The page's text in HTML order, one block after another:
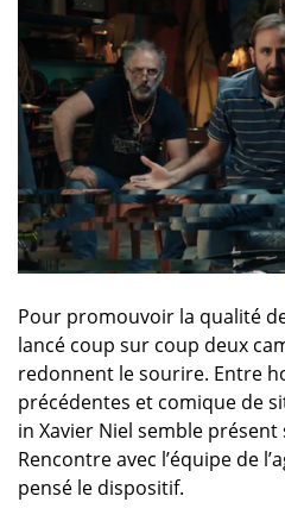
Pour promouvoir la qualité
lancé coup sur coup deux
redonnent le sourire. Entre
précédentes et comique de
in Xavier Niel semble
Rencontre avec l’équipe de
pensé le dispositif.